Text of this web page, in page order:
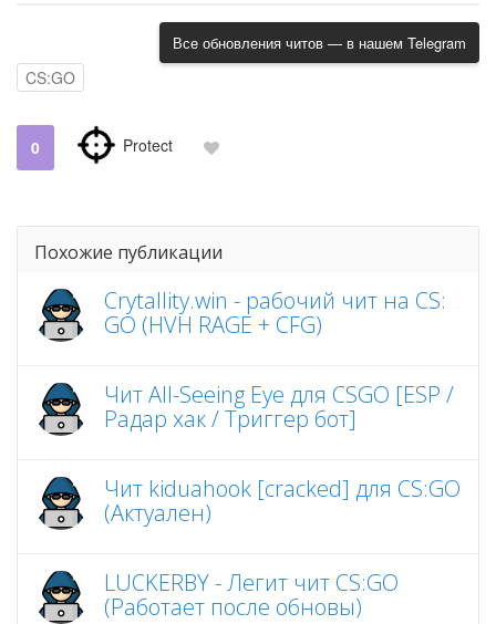
Все обновления читов — в нашем Telegram
CS:GO
0 Protect
Похожие публикации
Crytallity.win - рабочий чит на CS:
GO (HVH RAGE + CFG)
Чит All-Seeing Eye для CSGO [ESP /
Радар хак / Триггер бот]
Чит kiduahook [cracked] для CS:GO
(Актуален)
LUCKERBY - Легит чит CS:GO
(Работает после обновы)